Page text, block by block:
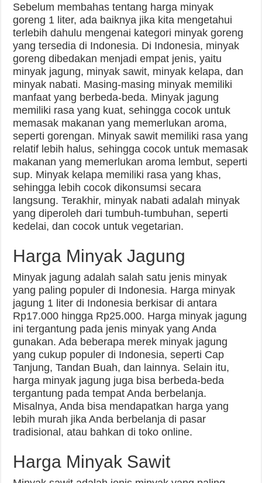
Sebelum membahas tentang harga minyak
goreng 1 liter, ada baiknya jika kita mengetahui
terlebih dahulu mengenai kategori minyak goreng
yang tersedia di Indonesia. Di Indonesia, minyak
goreng dibedakan menjadi empat jenis, yaitu
minyak jagung, minyak sawit, minyak kelapa, dan
minyak nabati. Masing-masing minyak memiliki
manfaat yang berbeda-beda. Minyak jagung
memiliki rasa yang kuat, sehingga cocok untuk
memasak makanan yang memerlukan aroma,
seperti gorengan. Minyak sawit memiliki rasa yang
relatif lebih halus, sehingga cocok untuk memasak
makanan yang memerlukan aroma lembut, seperti
sup. Minyak kelapa memiliki rasa yang khas,
sehingga lebih cocok dikonsumsi secara
langsung. Terakhir, minyak nabati adalah minyak
yang diperoleh dari tumbuh-tumbuhan, seperti
kedelai, dan cocok untuk vegetarian.
Harga Minyak Jagung
Minyak jagung adalah salah satu jenis minyak
yang paling populer di Indonesia. Harga minyak
jagung 1 liter di Indonesia berkisar di antara
Rp17.000 hingga Rp25.000. Harga minyak jagung
ini tergantung pada jenis minyak yang Anda
gunakan. Ada beberapa merek minyak jagung
yang cukup populer di Indonesia, seperti Cap
Tanjung, Tandan Buah, dan lainnya. Selain itu,
harga minyak jagung juga bisa berbeda-beda
tergantung pada tempat Anda berbelanja.
Misalnya, Anda bisa mendapatkan harga yang
lebih murah jika Anda berbelanja di pasar
tradisional, atau bahkan di toko online.
Harga Minyak Sawit